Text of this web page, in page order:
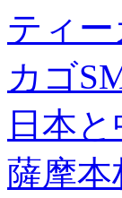
ティ
カゴ
日本
薩摩本